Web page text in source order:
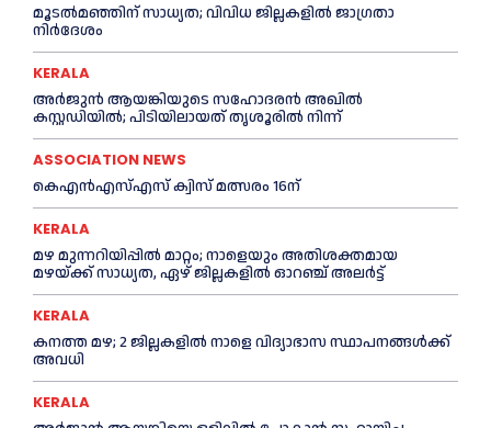
മൂടൽമഞ്ഞിന് സാധ്യത; വിവിധ ജില്ലകളിൽ ജാഗ്രതാ
നിർദേശം
KERALA
അര്‍ജുന്‍ ആയങ്കിയുടെ സഹോദരന്‍ അഖില്‍
കസ്റ്റഡിയില്‍; പിടിയിലായത് തൃശൂരില്‍ നിന്ന്
ASSOCIATION NEWS
കെഎൻഎസ്എസ് ക്വിസ് മത്സരം 16ന്
KERALA
മഴ മുന്നറിയിപ്പിൽ മാറ്റം; നാളെയും അതിശക്തമായ
മഴയ്ക്ക് സാധ്യത, ഏഴ് ജില്ലകളിൽ ഓറഞ്ച് അലർട്ട്
KERALA
കനത്ത മഴ; 2 ജില്ലകളില്‍ നാളെ വിദ്യാഭാസ സ്ഥാപനങ്ങള്‍ക്ക്
അവധി
KERALA